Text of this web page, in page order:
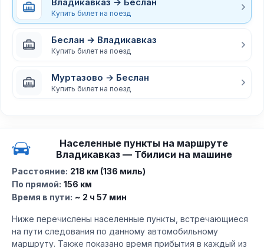
Купить билет на поезд
Беслан → Владикавказ
Купить билет на поезд
Муртазово → Беслан
Купить билет на поезд
Населенные пункты на маршруте
Владикавказ — Тбилиси на машине
Расстояние: 218 км (136 миль)
По прямой: 156 км
Время в пути: ~ 2 ч 57 мин
Ниже перечислены населенные пункты, встречающиеся
на пути следования по данному автомобильному
маршруту. Также показано время прибытия в каждый из